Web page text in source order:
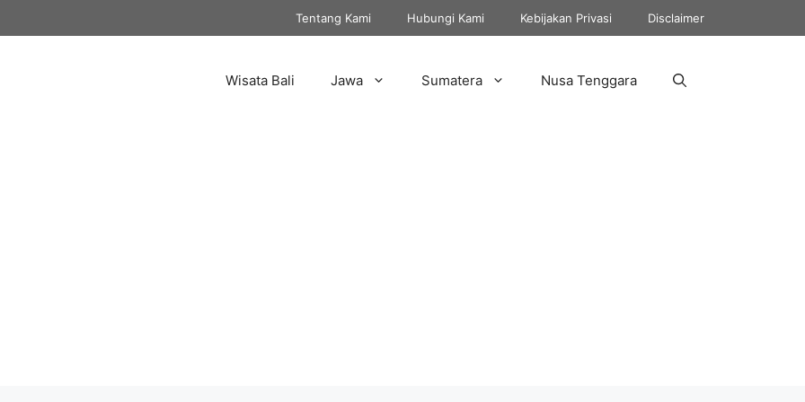
Tentang Kami Hubungi Kami Kebijakan Privasi Disclaimer
Wisata Bali Jawa Sumatera Nusa Tenggara